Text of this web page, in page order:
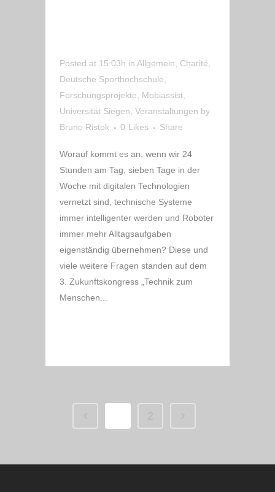
Posted at 15:03h in Allgemein Charité
Deutsche Sporthochschule
Forschungsprojekte
Mobiassist
Universität Siegen Veranstaltungen by
Bruno Ristok
0 Likes Share
Worauf kommt es an, wenn wir 24
Stunden am Tag, sieben Tage in der
Woche mit digitalen Technologien
vernetzt sind, technische Systeme
immer intelligenter werden und Roboter
immer mehr Alltagsaufgaben
eigenständig übernehmen? Diese und
viele weitere Fragen standen auf dem
3. Zukunftskongress „Technik zum
Menschen...
2